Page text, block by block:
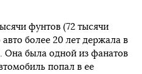
фунтов (72 тысячи
более 20 лет держала в
Она была одной из фанатов
попал в ее